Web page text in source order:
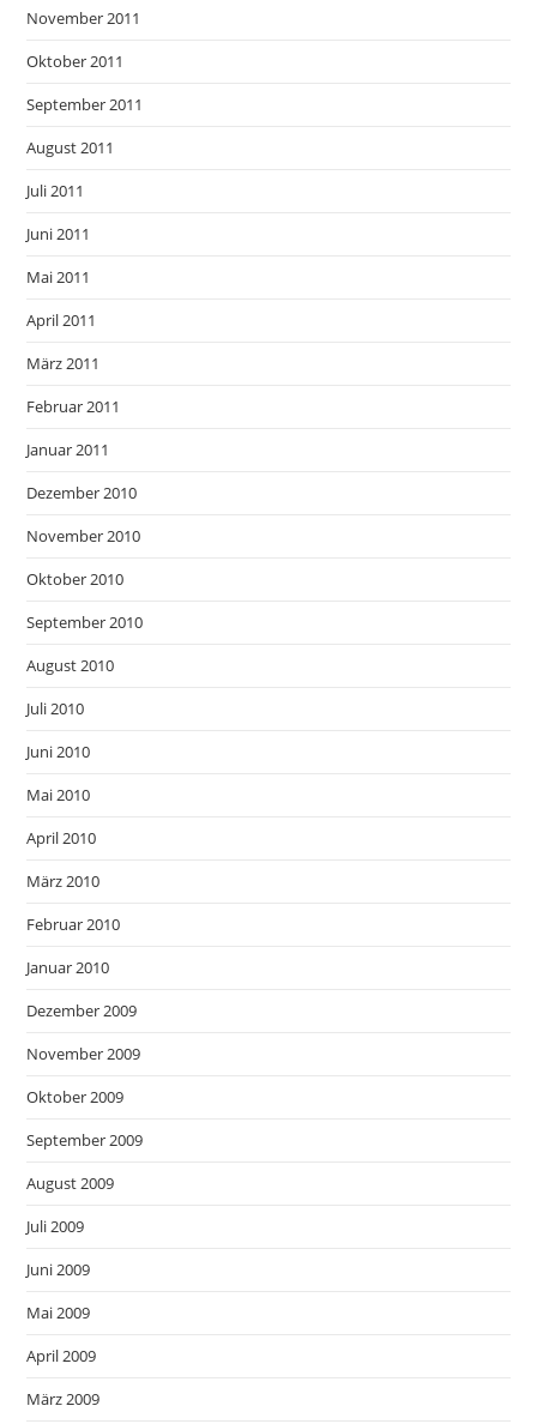
November 2011
Oktober 2011
September 2011
August 2011
Juli 2011
Juni 2011
Mai 2011
April 2011
März 2011
Februar 2011
Januar 2011
Dezember 2010
November 2010
Oktober 2010
September 2010
August 2010
Juli 2010
Juni 2010
Mai 2010
April 2010
März 2010
Februar 2010
Januar 2010
Dezember 2009
November 2009
Oktober 2009
September 2009
August 2009
Juli 2009
Juni 2009
Mai 2009
April 2009
März 2009